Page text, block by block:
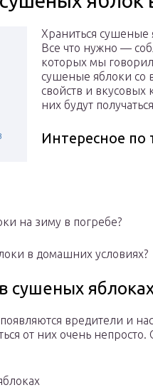
Храниться сушеные
Все что нужно —
которых мы
сушеные яблоки со
свойств и вкусовых
них будут
Интересное по
на зиму в погребе?
в домашних условиях?
сушеных
вредители и
от них очень